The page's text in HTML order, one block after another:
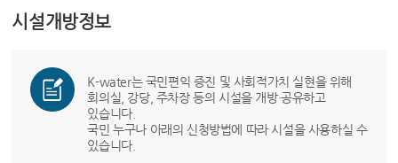
시설개방정보
K-water는 국민편익 증진 및 사회적가치 실현을 위해
회의실, 강당, 주차장 등의 시설을 개방·공유하고
있습니다.
국민 누구나 아래의 신청방법에 따라 시설을 사용하실 수
있습니다.